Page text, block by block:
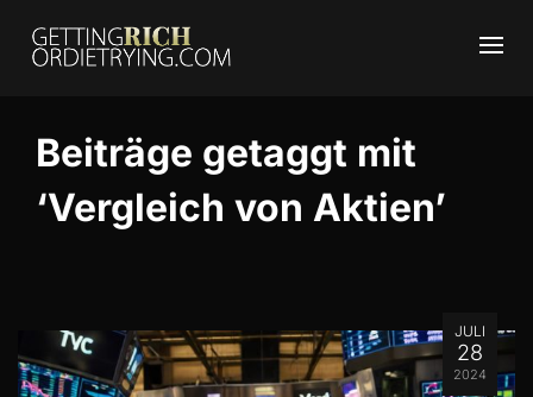
Beiträge getaggt mit
‘Vergleich von Aktien’
JULI
28
2024